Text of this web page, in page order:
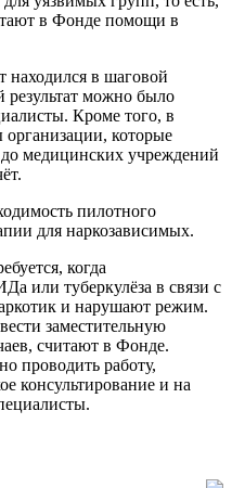
в Фонде помощи в
находился в шаговой
можно было
Кроме того, в
которые
медицинских учреждений
пилотного
для наркозависимых.
когда
или туберкулёза в связи с
и нарушают режим.
заместительную
считают в Фонде.
проводить работу,
консультирование и на